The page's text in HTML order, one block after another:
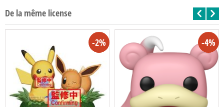
De la même license
-2% -4%